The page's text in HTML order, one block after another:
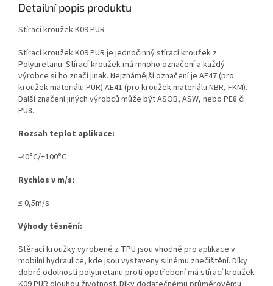
Detailní popis produktu
Stírací kroužek K09 PUR
Stírací kroužek K09 PUR je jednočinný stírací kroužek z
Polyuretanu. Stírací kroužek má mnoho označení a každý
výrobce si ho značí jinak. Nejznámější označení je AE47 (pro
kroužek materiálu PUR) AE41 (pro kroužek materiálu NBR, FKM).
Další značení jiných výrobců může být ASOB, ASW, nebo PE8 či
PU8.
Rozsah teplot aplikace:
-40°C/+100°C
Rychlos v m/s:
≤ 0,5m/s
Výhody těsnění:
Stěrací kroužky vyrobené z TPU jsou vhodné pro aplikace v
mobilní hydraulice, kde jsou vystaveny silnému znečištění. Díky
dobré odolnosti polyuretanu proti opotřebení má stírací kroužek